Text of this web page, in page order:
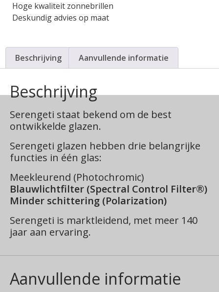
Hoge kwaliteit zonnebrillen
Deskundig advies op maat
Beschrijving Aanvullende informatie
Beschrijving
Serengeti staat bekend om de best
ontwikkelde glazen.
Serengeti glazen hebben drie belangrijke
functies in één glas:
Meekleurend (Photochromic)
Blauwlichtfilter (Spectral Control Filter®)
Minder schittering (Polarization)
Serengeti is marktleidend, met meer 140
jaar aan ervaring.
Aanvullende informatie